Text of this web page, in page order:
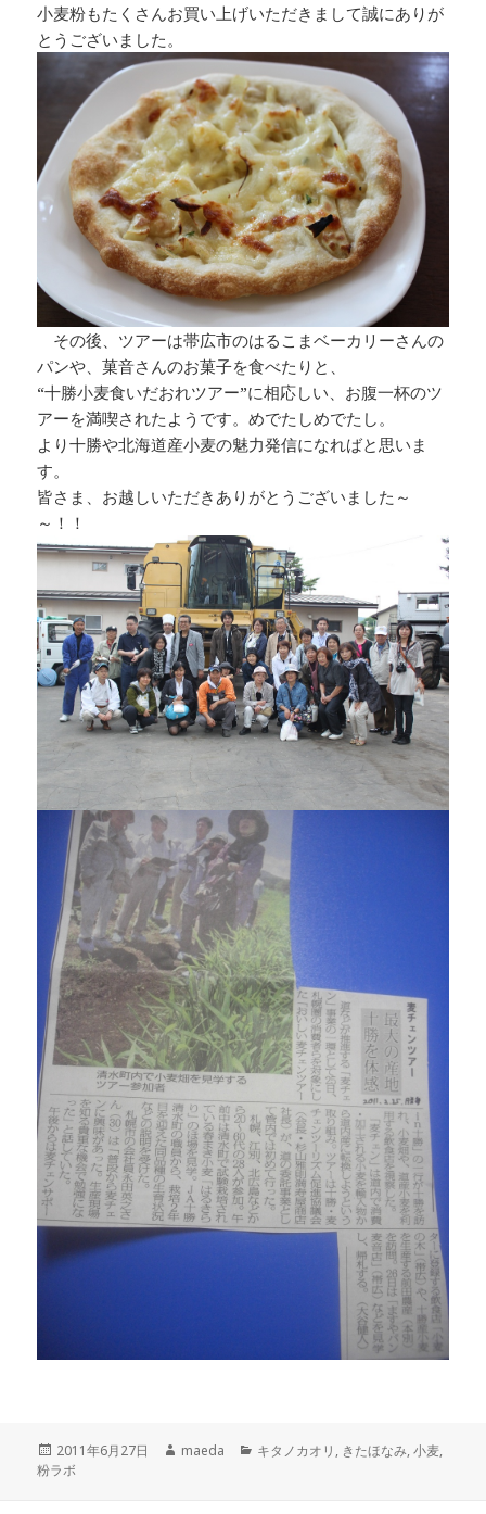
小麦粉もたくさんお買い上げいただきまして誠にありが
とうございました。
その後、ツアーは帯広市のはるこまベーカリーさんの
パンや、菓音さんのお菓子を食べたりと、
“十勝小麦食いだおれツアー”に相応しい、お腹一杯のツ
アーを満喫されたようです。めでたしめでたし。
より十勝や北海道産小麦の魅力発信になればと思いま
す。
皆さま、お越しいただきありがとうございました～
～！！
投
稿
2011年6月27日
作
maeda
カ
キタノカオリ , きたほなみ,小麦,
粉ラボ